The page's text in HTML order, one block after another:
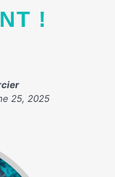
!
25, 2025